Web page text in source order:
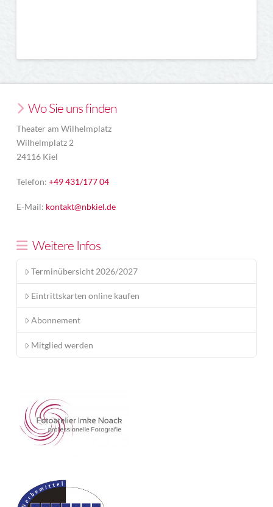
Wo Sie uns finden
Theater am Wilhelmplatz
Wilhelmplatz 2
24116 Kiel
Telefon: +49 431/177 04
E-Mail: kontakt@nbkiel.de
Weitere Infos
Terminübersicht 2026/2027
Eintrittskarten online kaufen
Abonnement
Mitglied werden